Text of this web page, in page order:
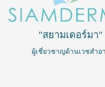
"สยามเดอร์มา"
ผู้เชี่ยวชาญด้านเวชสำอ